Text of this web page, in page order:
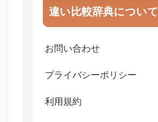
違い比較辞典について
お問い合わせ
プライバシーポリシー
利用規約